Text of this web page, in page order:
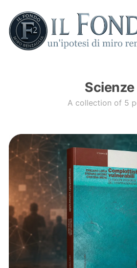
Scienze
A collection of 5